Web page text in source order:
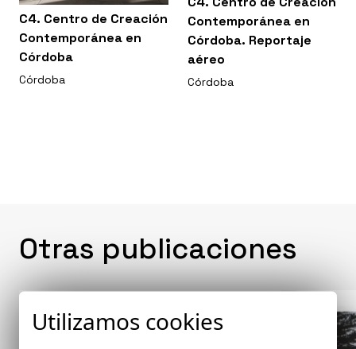
C4. Centro de Creación
Contemporánea en
Córdoba
Córdoba
Contemporánea en
Córdoba. Reportaje
aéreo
Córdoba
Otras publicaciones
Utilizamos cookies